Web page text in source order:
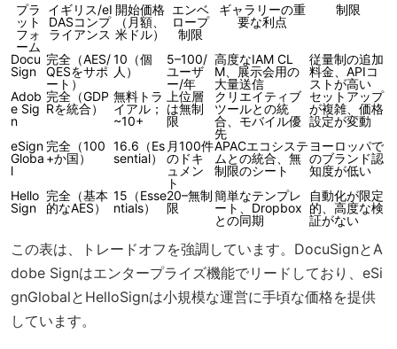
プラ
ット
フォ
ーム
イギリス/eI
DASコンプ
ライアンス
開始価格
（月額、
米ドル）
エンベ
ロープ
制限
ギャラリーの重
要な利点
制限
Docu
Sign
完全（AES/
QESをサポ
ート）
10（個
人）
5–100/
ユーザ
ー/年
高度なIAM CL
M、展示会用の
大量送信
従量制の追加
料金、APIコ
ストが高い
Adob
e Sig
n
完全（GDP
Rを統合）
無料トラ
イアル；
~10+
上位層
は無制
限
クリエイティブ
ツールとの統
合、モバイル優
先
セットアップ
が複雑、価格
設定が変動
eSign
Globa
l
完全（100
+か国）
16.6（Es
sential）
月100件
のドキ
ュメン
ト
APACエコシステ
ムとの統合、無
制限のシート
ヨーロッパで
のブランド認
知度が低い
Hello
Sign
完全（基本
的なAES）
15（Esse
ntials）
20–無制
限
簡単なテンプレ
ート、Dropbox
との同期
自動化が限定
的、高度な検
証がない
この表は、トレードオフを強調しています。DocuSignとA
dobe Signはエンタープライズ機能でリードしており、eSi
gnGlobalとHelloSignは小規模な運営に手頃な価格を提供
しています。